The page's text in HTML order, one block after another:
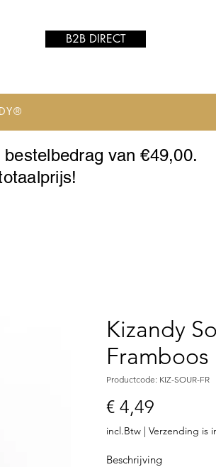
B2B DIRECT
van €49,00.
Kizandy
Framboos
Productcode: KIZ-SOUR-FR
€ 4,49
incl.Btw | Verzending is
Beschrijving